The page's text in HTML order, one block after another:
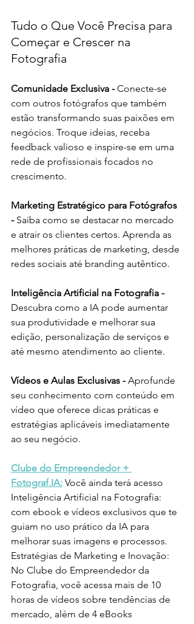
Tudo o Que Você Precisa para
Começar e Crescer na
Fotografia
Comunidade Exclusiva - Conecte-se
com outros fotógrafos que também
estão transformando suas paixões em
negócios. Troque ideias, receba
feedback valioso e inspire-se em uma
rede de profissionais focados no
crescimento.
Marketing Estratégico para Fotógrafos
- Saiba como se destacar no mercado
e atrair os clientes certos. Aprenda as
melhores práticas de marketing, desde
redes sociais até branding autêntico.
Inteligência Artificial na Fotografia -
Descubra como a IA pode aumentar
sua produtividade e melhorar sua
edição, personalização de serviços e
até mesmo atendimento ao cliente.
Vídeos e Aulas Exclusivas - Aprofunde
seu conhecimento com conteúdo em
vídeo que oferece dicas práticas e
estratégias aplicáveis imediatamente
ao seu negócio.
Clube do Empreendedor +
Fotograf.IA: Você ainda terá acesso
Inteligência Artificial na Fotografia:
com ebook e vídeos exclusivos que te
guiam no uso prático da IA para
melhorar suas imagens e processos.
Estratégias de Marketing e Inovação:
No Clube do Empreendedor da
Fotografia, você acessa mais de 10
horas de vídeos sobre tendências de
mercado, além de 4 eBooks